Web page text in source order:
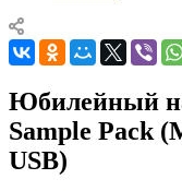
Юбилейный
Sample Pack
USB)